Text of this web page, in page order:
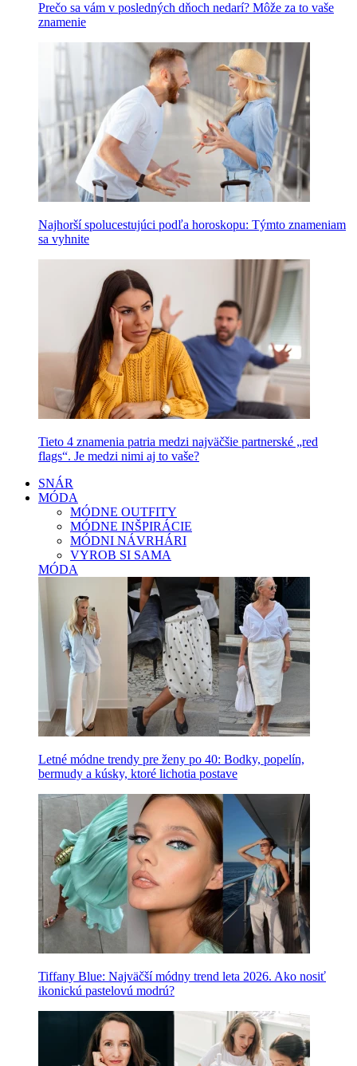
Prečo sa vám v posledných dňoch nedarí? Môže za to vaše
znamenie
Najhorší spolucestujúci podľa horoskopu: Týmto znameniam
sa vyhnite
Tieto 4 znamenia patria medzi najväčšie partnerské „red
flags“. Je medzi nimi aj to vaše?
SNÁR
MÓDA
MÓDNE OUTFITY
MÓDNE INŠPIRÁCIE
MÓDNI NÁVRHÁRI
VYROB SI SAMA
MÓDA
Letné módne trendy pre ženy po 40: Bodky, popelín,
bermudy a kúsky, ktoré lichotia postave
Tiffany Blue: Najväčší módny trend leta 2026. Ako nosiť
ikonickú pastelovú modrú?